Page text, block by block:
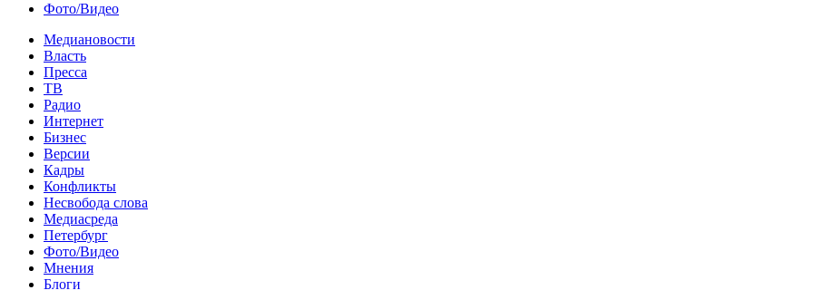
Фото/Видео
Медиановости
Власть
Пресса
ТВ
Радио
Интернет
Бизнес
Версии
Кадры
Конфликты
Несвобода слова
Медиасреда
Петербург
Фото/Видео
Мнения
Блоги